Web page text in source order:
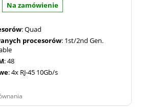
Na zamówienie
: Quad
procesorów: 1st/2nd Gen.
: 48
: 4x RJ-45 10Gb/s